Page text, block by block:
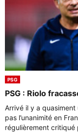
PSG
PSG : Riolo
Arrivé il y a
pas l’unanimité en
régulièrement critiqué